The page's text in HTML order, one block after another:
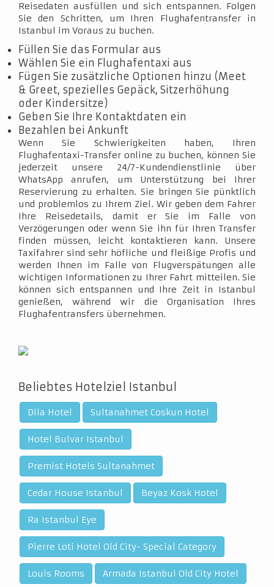
Reisedaten ausfüllen und sich entspannen. Folgen
Sie den Schritten, um Ihren Flughafentransfer in
Istanbul im Voraus zu buchen.
Füllen Sie das Formular aus
Wählen Sie ein Flughafentaxi aus
Fügen Sie zusätzliche Optionen hinzu (Meet
& Greet, spezielles Gepäck, Sitzerhöhung
oder Kindersitze)
Geben Sie Ihre Kontaktdaten ein
Bezahlen bei Ankunft
Wenn Sie Schwierigkeiten haben, Ihren
Flughafentaxi-Transfer online zu buchen, können Sie
jederzeit unsere 24/7-Kundendienstlinie über
WhatsApp anrufen, um Unterstützung bei Ihrer
Reservierung zu erhalten. Sie bringen Sie pünktlich
und problemlos zu Ihrem Ziel. Wir geben dem Fahrer
Ihre Reisedetails, damit er Sie im Falle von
Verzögerungen oder wenn Sie ihn für Ihren Transfer
finden müssen, leicht kontaktieren kann. Unsere
Taxifahrer sind sehr höfliche und fleißige Profis und
werden Ihnen im Falle von Flugverspätungen alle
wichtigen Informationen zu Ihrer Fahrt mitteilen. Sie
können sich entspannen und Ihre Zeit in Istanbul
genießen, während wir die Organisation Ihres
Flughafentransfers übernehmen.
Beliebtes Hotelziel Istanbul
Dila Hotel Sultanahmet Coskun Hotel
Hotel Bulvar Istanbul
Premist Hotels Sultanahmet
Cedar House Istanbul Beyaz Kosk Hotel
Ra Istanbul Eye
Pierre Loti Hotel Old City- Special Category
Louis Rooms Armada Istanbul Old City Hotel